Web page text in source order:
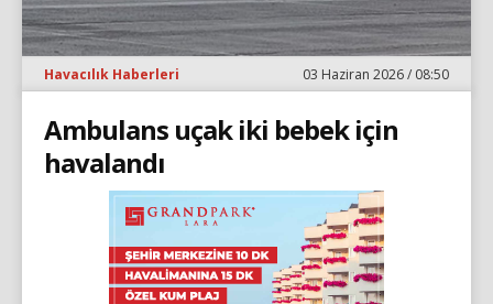
Havacılık Haberleri 03 Haziran 2026 / 08:50
Ambulans uçak iki bebek için
havalandı